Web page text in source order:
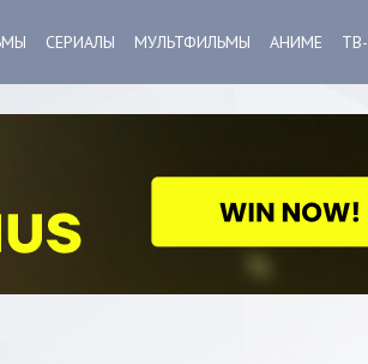
СЕРИАЛЫ МУЛЬТФИЛЬМЫ АНИМЕ